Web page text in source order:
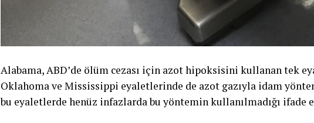
Alabama, ABD’de ölüm cezası için azot hipoksisini kullanan tek
Oklahoma ve Mississippi eyaletlerinde de azot gazıyla idam
bu eyaletlerde henüz infazlarda bu yöntemin kullanılmadığı ifade